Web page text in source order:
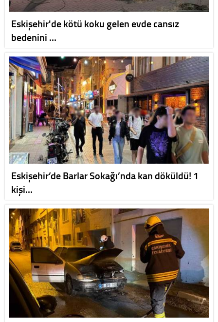
Eskişehir'de kötü koku gelen evde cansız
bedenini …
Eskişehir’de Barlar Sokağı’nda kan döküldü! 1
kişi…